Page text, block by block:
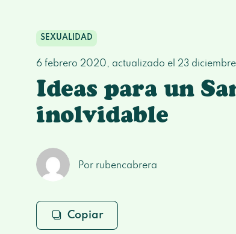
SEXUALIDAD
6 febrero 2020, actualizado el 23
Ideas para un
inolvidable
Por rubencabrera
Copiar